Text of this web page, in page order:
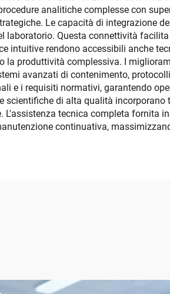
analitiche complesse con
Le capacità di integrazione
laboratorio. Questa connettività
intuitive rendono accessibili anche
la produttività complessiva. I
avanzati di contenimento,
e i requisiti normativi, garantendo
scientifiche di alta qualità
L'assistenza tecnica completa fornita
continuativa,